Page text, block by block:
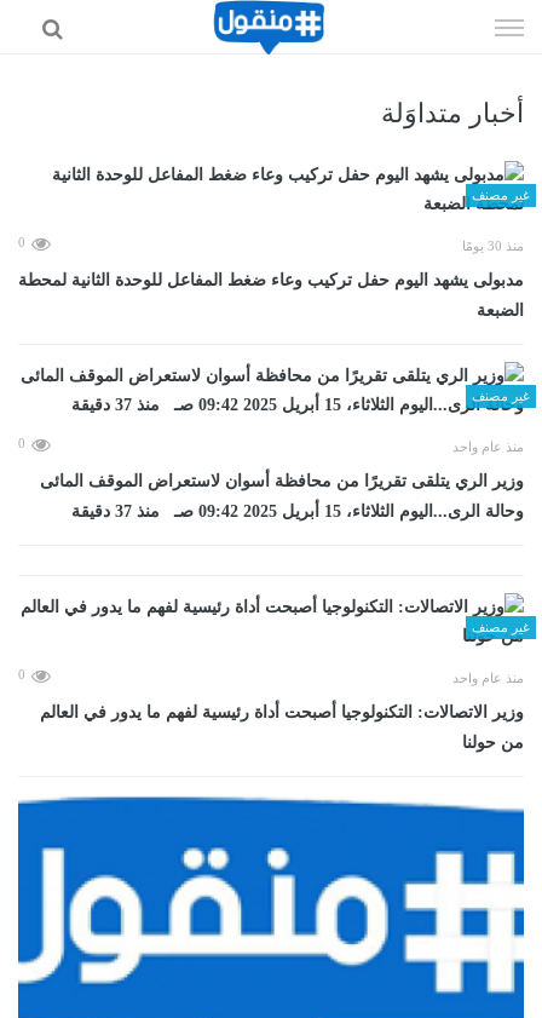
الى
أخبار متداوَلة
غير مصنف
منذ 30 يومًا 0
مدبولى يشهد اليوم حفل تركيب وعاء ضغط المفاعل للوحدة الثانية لمحطة
الضبعة
غير مصنف
منذ عام واحد 0
وزير الري يتلقى تقريرًا من محافظة أسوان لاستعراض الموقف المائى
وحالة الرى...اليوم الثلاثاء، 15 أبريل 2025 09:42 صـ منذ 37 دقيقة
غير مصنف
منذ عام واحد 0
وزير الاتصالات: التكنولوجيا أصبحت أداة رئيسية لفهم ما يدور في العالم
من حولنا